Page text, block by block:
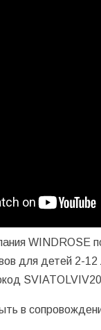
WINDROSE
для детей 2-12
в